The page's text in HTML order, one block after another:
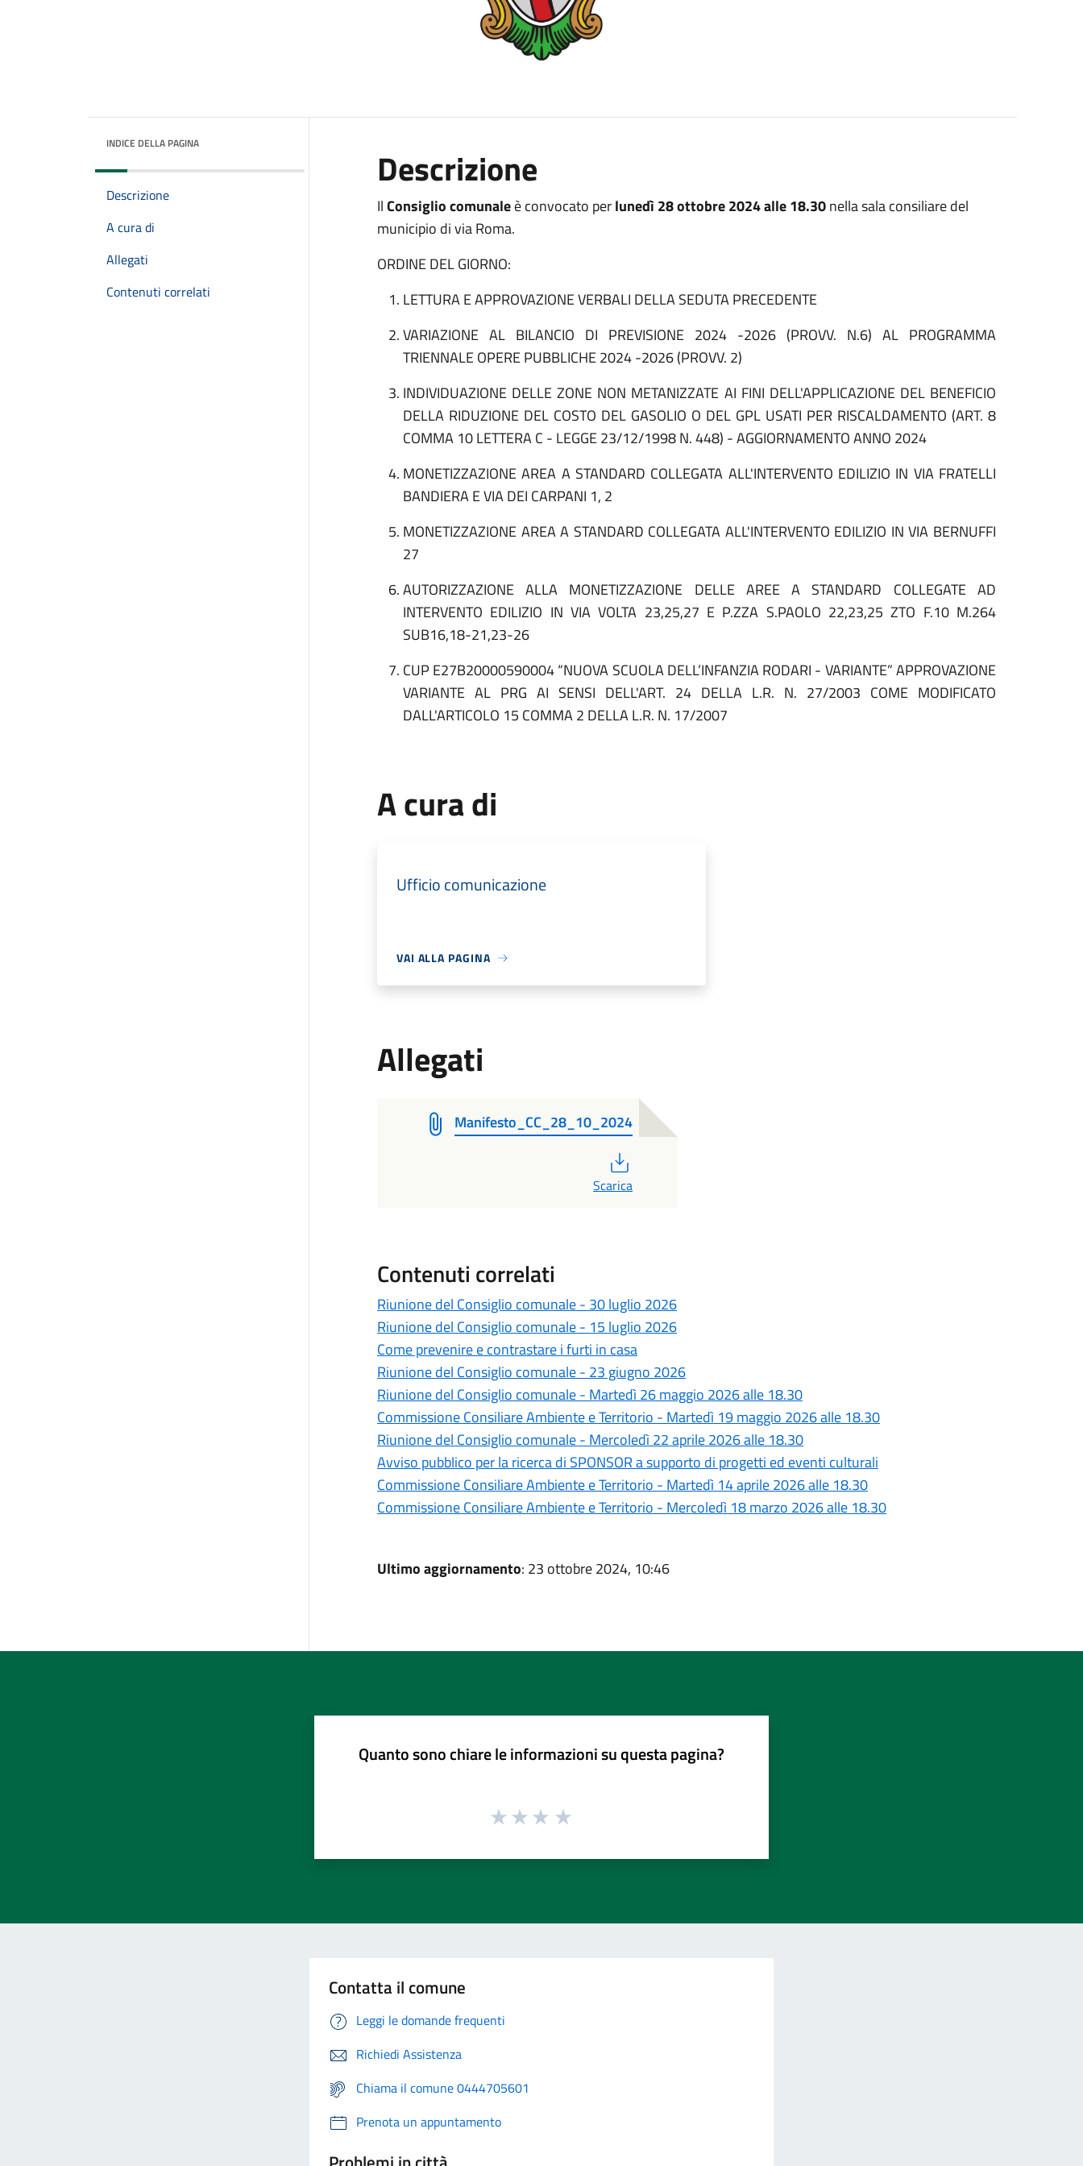
INDICE DELLA PAGINA
Descrizione
A cura di
Allegati
Contenuti correlati
Descrizione
IlConsiglio comunaleè convocato perlunedì 28 ottobre 2024 alle 18.30nella sala consiliare del
municipio di via Roma.
ORDINE DEL GIORNO:
LETTURA E APPROVAZIONE VERBALI DELLA SEDUTA PRECEDENTE
VARIAZIONE AL BILANCIO DI PREVISIONE 2024 -2026 (PROVV. N.6) AL PROGRAMMA
TRIENNALE OPERE PUBBLICHE 2024 -2026 (PROVV. 2)
INDIVIDUAZIONE DELLE ZONE NON METANIZZATE AI FINI DELL'APPLICAZIONE DEL BENEFICIO
DELLA RIDUZIONE DEL COSTO DEL GASOLIO O DEL GPL USATI PER RISCALDAMENTO (ART. 8
COMMA 10 LETTERA C - LEGGE 23/12/1998 N. 448) - AGGIORNAMENTO ANNO 2024
MONETIZZAZIONE AREA A STANDARD COLLEGATA ALL'INTERVENTO EDILIZIO IN VIA FRATELLI
BANDIERA E VIA DEI CARPANI 1, 2
MONETIZZAZIONE AREA A STANDARD COLLEGATA ALL'INTERVENTO EDILIZIO IN VIA BERNUFFI
27
AUTORIZZAZIONE ALLA MONETIZZAZIONE DELLE AREE A STANDARD COLLEGATE AD
INTERVENTO EDILIZIO IN VIA VOLTA 23,25,27 E P.ZZA S.PAOLO 22,23,25 ZTO F.10 M.264
SUB16,18-21,23-26
CUP E27B20000590004 “NUOVA SCUOLA DELL’INFANZIA RODARI - VARIANTE” APPROVAZIONE
VARIANTE AL PRG AI SENSI DELL'ART. 24 DELLA L.R. N. 27/2003 COME MODIFICATO
DALL'ARTICOLO 15 COMMA 2 DELLA L.R. N. 17/2007
A cura di
Ufficio comunicazione
VAI ALLA PAGINA
Allegati
Manifesto_CC_28_10_2024
Scarica
Contenuti correlati
Riunione del Consiglio comunale - 30 luglio 2026
Riunione del Consiglio comunale - 15 luglio 2026
Come prevenire e contrastare i furti in casa
Riunione del Consiglio comunale - 23 giugno 2026
Riunione del Consiglio comunale - Martedì 26 maggio 2026 alle 18.30
Commissione Consiliare Ambiente e Territorio - Martedì 19 maggio 2026 alle 18.30
Riunione del Consiglio comunale - Mercoledì 22 aprile 2026 alle 18.30
Avviso pubblico per la ricerca di SPONSOR a supporto di progetti ed eventi culturali
Commissione Consiliare Ambiente e Territorio - Martedì 14 aprile 2026 alle 18.30
Commissione Consiliare Ambiente e Territorio - Mercoledì 18 marzo 2026 alle 18.30
Ultimo aggiornamento: 23 ottobre 2024, 10:46
Quanto sono chiare le informazioni su questa pagina?
Contatta il comune
Leggi le domande frequenti
Richiedi Assistenza
Chiama il comune 0444705601
Prenota un appuntamento